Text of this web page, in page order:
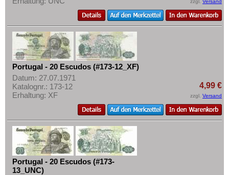
Portugal - 20 Escudos (#173-12_XF)
Datum: 27.07.1971
Katalognr.: 173-12
Erhaltung: XF
4,99 €
zzgl. Versand
Portugal - 20 Escudos (#173-
13_UNC)